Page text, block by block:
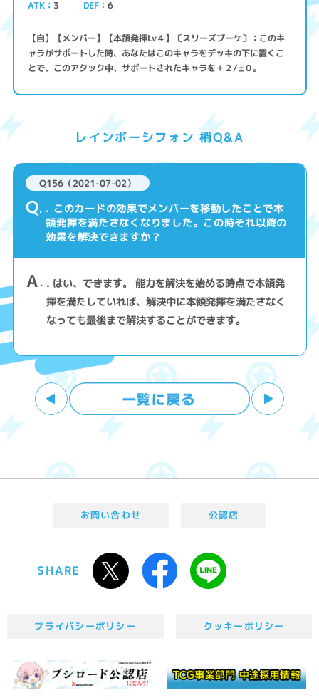
ATK 3 DEF 6
【自】【メンバー】【本領発揮Lv４】〔スリーズブーケ〕：このキ
ャラがサポートした時、あなたはこのキャラをデッキの下に置くこ
とで、このアタック中、サポートされたキャラを＋２/±０。
レインボーシフォン 梢Q&A
Q156（2021-07-02）
Q . このカードの効果でメンバーを移動したことで本
領発揮を満たさなくなりました。この時それ以降の
効果を解決できますか？
A . はい、できます。 能力を解決を始める時点で本領発
揮を満たしていれば、解決中に本領発揮を満たさなく
なっても最後まで解決することができます。
お問い合わせ 公認店
SHARE
プライバシーポリシー クッキーポリシー